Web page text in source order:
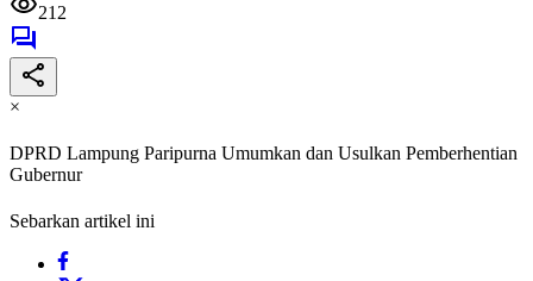
212
×
DPRD Lampung Paripurna Umumkan dan Usulkan Pemberhentian
Gubernur
Sebarkan artikel ini